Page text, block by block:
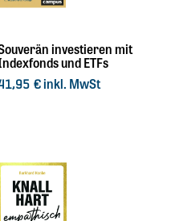
investieren mit
und ETFs
€ inkl. MwSt